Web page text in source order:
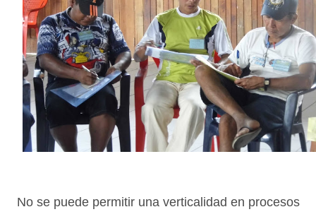
No se puede permitir una verticalidad en procesos